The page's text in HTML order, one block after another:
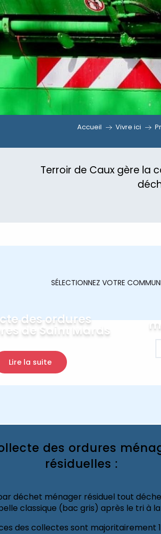
Accueil Vivre ici
Terroir de Caux gère la
SÉLECTIONNEZ VOTRE
des ordures
de Saint Mards
Lire la suite
des ordures
résiduelles :
déchet ménager résiduel tout
classique (bac gris) après le tri à
des collectes sont majoritairement